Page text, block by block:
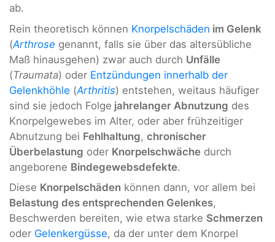
ab.
Rein theoretisch können Knorpelschäden im Gelenk
(Arthrose genannt, falls sie über das altersübliche
Maß hinausgehen) zwar auch durch Unfälle
(Traumata) oder Entzündungen innerhalb der
Gelenkhöhle (Arthritis) entstehen, weitaus häufiger
sind sie jedoch Folge jahrelanger Abnutzung des
Knorpelgewebes im Alter, oder aber frühzeitiger
Abnutzung bei Fehlhaltung, chronischer
Überbelastung oder Knorpelschwäche durch
angeborene Bindegewebsdefekte.
Diese Knorpelschäden können dann, vor allem bei
Belastung des entsprechenden Gelenkes,
Beschwerden bereiten, wie etwa starke Schmerzen
oder Gelenkergüsse, da der unter dem Knorpel